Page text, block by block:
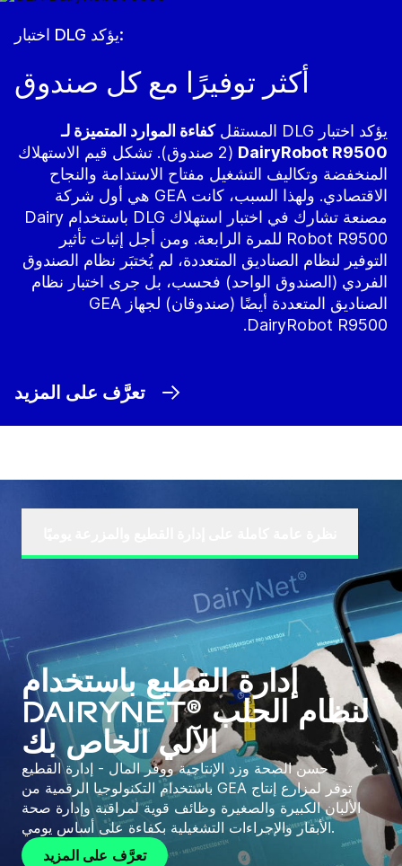
اختبار DLG يؤكد:
أكثر توفيرًا مع كل صندوق
يؤكد اختبار DLG المستقل
كفاءة الموارد المتميزة لـ
DairyRobot R9500
(2 صندوق). تشكل قيم الاستهلاك
المنخفضة وتكاليف التشغيل مفتاح الاستدامة والنجاح
الاقتصادي. ولهذا السبب، كانت GEA هي أول شركة
مصنعة تشارك في اختبار استهلاك DLG باستخدام Dairy
Robot R9500 للمرة الرابعة. ومن أجل إثبات تأثير
التوفير لنظام الصناديق المتعددة، لم يُختبَر نظام الصندوق
الفردي (الصندوق الواحد) فحسب، بل جرى اختبار نظام
الصناديق المتعددة أيضًا (صندوقان) لجهاز GEA
DairyRobot R9500.
تعرَّف على المزيد
إدارة القطيع باستخدام
DairyNet® لنظام الحلب
الآلي الخاص بك
حسن الصحة وزد الإنتاجية ووفر المال - إدارة القطيع
باستخدام التكنولوجيا الرقمية من GEA توفر لمزارع إنتاج
الألبان الكبيرة والصغيرة وظائف قوية لمراقبة وإدارة صحة
الأبقار والإجراءات التشغيلية بكفاءة على أساس يومي.
تعرَّف على المزيد